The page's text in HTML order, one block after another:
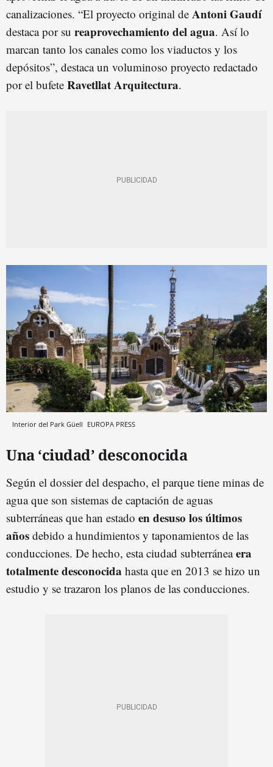
canalizaciones. “El proyecto original de Antoni Gaudí
destaca por su reaprovechamiento del agua. Así lo
marcan tanto los canales como los viaductos y los
depósitos”, destaca un voluminoso proyecto redactado
por el bufete Ravetllat Arquitectura.
Interior del Park Güell EUROPA PRESS
Una ‘ciudad’ desconocida
Según el dossier del despacho, el parque tiene minas de
agua que son sistemas de captación de aguas
subterráneas que han estado en desuso los últimos
años debido a hundimientos y taponamientos de las
conducciones. De hecho, esta ciudad subterráneaera
totalmente desconocida hasta que en 2013 se hizo un
estudio y se trazaron los planos de las conducciones.